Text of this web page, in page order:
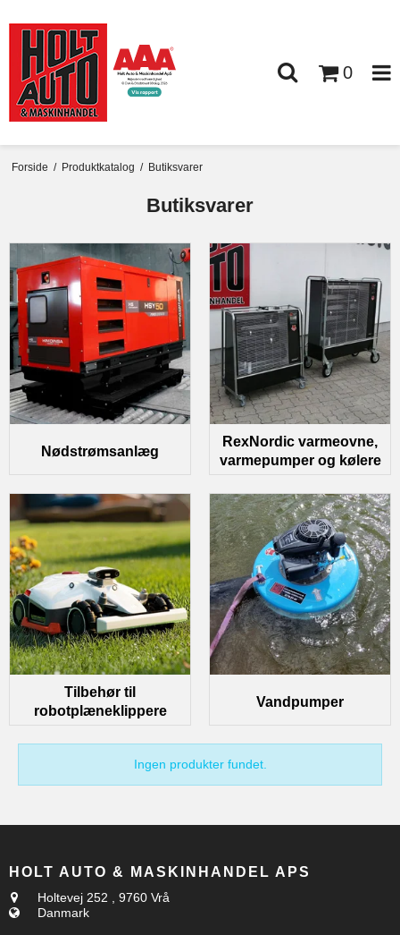
0
Forside / Produktkatalog / Butiksvarer
Butiksvarer
Nødstrømsanlæg
RexNordic varmeovne,
varmepumper og kølere
Tilbehør til
robotplæneklippere
Vandpumper
Ingen produkter fundet.
HOLT AUTO & MASKINHANDEL APS
Holtevej 252
9760 Vrå
Danmark